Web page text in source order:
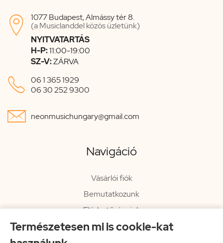
Természetesen mi is cookie-kat

1077 Budapest, Almássy tér 8.
(a Musiclanddel közös üzletünk)
NYITVATARTÁS
H-P:11:00-19:00
SZ-V:ZÁRVA
 06 1 365 1929
06 30 252 9300
 neonmusichungary@gmail.com
Navigáció
Vásárlói fiók
Bemutatkozunk
Elérhetőségeink
Hírlevél